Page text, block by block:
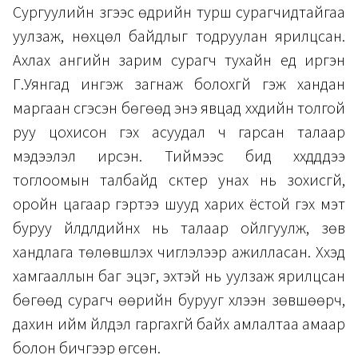
Сургуулийн зүгээс өдрийн турш сурагчидтайгаа
уулзаж, нөхцөл байдлыг тодруулан ярилцсан.
Ахлах ангийн зарим сурагч тухайн үед иргэн
Г.Уянгад ингэж загнаж болохгүй гэж хандан
маргаан үүсгэсэн бөгөөд энэ явцад хүүхдийн толгой
руу цохисон гэх асуудал ч гарсан талаар
мэдээлэл ирсэн. Тиймээс бид хүүхдүүддээ
тоглоомын талбайд скүүтер унах нь зохисгүй,
оройн цагаар гэртээ шууд харих ёстой гэх мэт
буруу үйлдлүүдийнх нь талаар ойлгуулж, зөв
хандлага төлөвшүүлэх чиглэлээр ажилласан. Хүүхэд
хамгааллын баг эцэг, эхтэй нь уулзаж ярилцсан
бөгөөд сурагч өөрийн бурууг хүлээн зөвшөөрч,
дахин ийм үйлдэл гаргахгүй байх амлалтаа амаар
болон бичгээр өгсөн.